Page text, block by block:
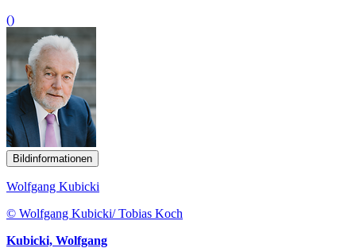
()
Bildinformationen
Wolfgang Kubicki
© Wolfgang Kubicki/ Tobias Koch
Kubicki, Wolfgang